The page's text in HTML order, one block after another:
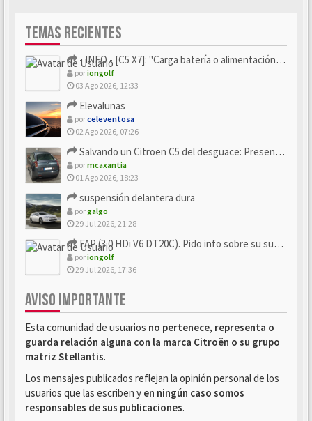
TEMAS RECIENTES
- INFO - [C5 X7]: "Carga batería o alimentación eléctri...
poriongolf
03 Ago 2026, 12:33
Elevalunas
porceleventosa
02 Ago 2026, 07:26
Salvando un Citroën C5 del desguace: Presentación y seguimiento
pormcaxantia
01 Ago 2026, 18:23
suspensión delantera dura
porgalgo
29 Jul 2026, 21:28
FAP (3.0 HDi V6 DT20C). Pido info sobre su sustitución
poriongolf
29 Jul 2026, 17:36
AVISO IMPORTANTE
Esta comunidad de usuarios no pertenece, representa o
guarda relación alguna con la marca Citroën o su grupo
matriz Stellantis.
Los mensajes publicados reflejan la opinión personal de los
usuarios que las escriben y en ningún caso somos
responsables de sus publicaciones.